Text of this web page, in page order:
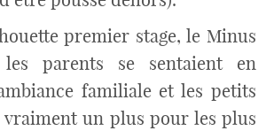
premier stage, le Minus
parents se sentaient en
familiale et les petits
vraiment un plus pour les plus